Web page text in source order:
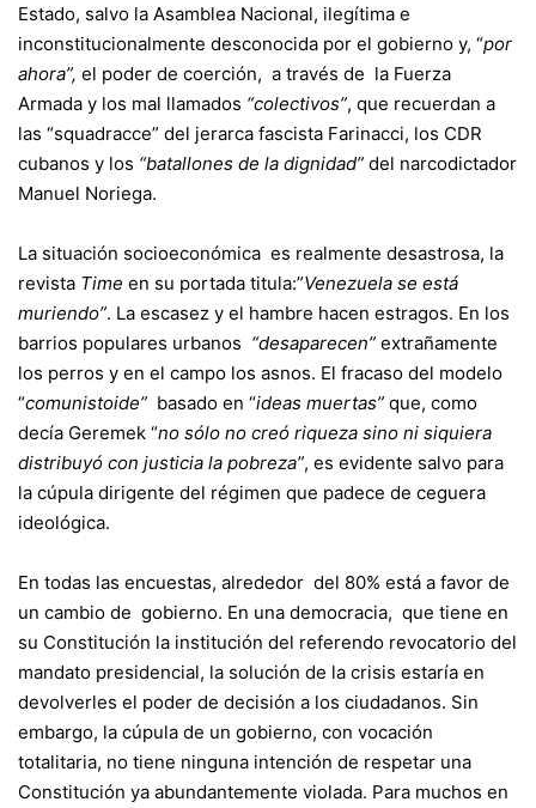
Estado, salvo la Asamblea Nacional, ilegítima e
inconstitucionalmente desconocida por el gobierno y, “por
ahora”, el poder de coerción, a través de la Fuerza
Armada y los mal llamados “colectivos”, que recuerdan a
las “squadracce” del jerarca fascista Farinacci, los CDR
cubanos y los “batallones de la dignidad” del narcodictador
Manuel Noriega.
La situación socioeconómica es realmente desastrosa, la
revista Time en su portada titula:”Venezuela se está
muriendo”. La escasez y el hambre hacen estragos. En los
barrios populares urbanos “desaparecen” extrañamente
los perros y en el campo los asnos. El fracaso del modelo
“comunistoide” basado en “ideas muertas” que, como
decía Geremek “no sólo no creó riqueza sino ni siquiera
distribuyó con justicia la pobreza”, es evidente salvo para
la cúpula dirigente del régimen que padece de ceguera
ideológica.
En todas las encuestas, alrededor del 80% está a favor de
un cambio de gobierno. En una democracia, que tiene en
su Constitución la institución del referendo revocatorio del
mandato presidencial, la solución de la crisis estaría en
devolverles el poder de decisión a los ciudadanos. Sin
embargo, la cúpula de un gobierno, con vocación
totalitaria, no tiene ninguna intención de respetar una
Constitución ya abundantemente violada. Para muchos en